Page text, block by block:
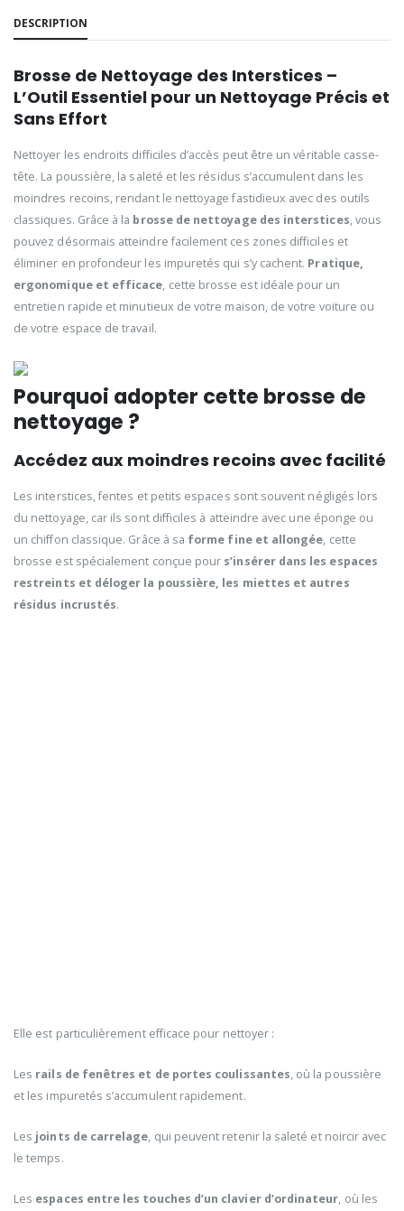
DESCRIPTION
Brosse de Nettoyage des Interstices –
L’Outil Essentiel pour un Nettoyage Précis et
Sans Effort
Nettoyer les endroits difficiles d’accès peut être un véritable casse-
tête. La poussière, la saleté et les résidus s’accumulent dans les
moindres recoins, rendant le nettoyage fastidieux avec des outils
classiques. Grâce à la brosse de nettoyage des interstices, vous
pouvez désormais atteindre facilement ces zones difficiles et
éliminer en profondeur les impuretés qui s’y cachent. Pratique,
ergonomique et efficace, cette brosse est idéale pour un
entretien rapide et minutieux de votre maison, de votre voiture ou
de votre espace de travail.
Pourquoi adopter cette brosse de
nettoyage ?
Accédez aux moindres recoins avec facilité
Les interstices, fentes et petits espaces sont souvent négligés lors
du nettoyage, car ils sont difficiles à atteindre avec une éponge ou
un chiffon classique. Grâce à sa forme fine et allongée, cette
brosse est spécialement conçue pour s’insérer dans les espaces
restreints et déloger la poussière, les miettes et autres
résidus incrustés.
Elle est particulièrement efficace pour nettoyer :
Les rails de fenêtres et de portes coulissantes, où la poussière
et les impuretés s’accumulent rapidement.
Les joints de carrelage, qui peuvent retenir la saleté et noircir avec
le temps.
Les espaces entre les touches d’un clavier d’ordinateur, où les